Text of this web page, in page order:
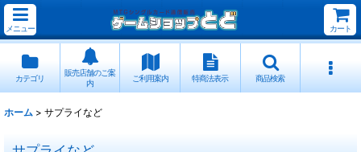
メニュー カート
カテゴリ
販売店舗のご案
内
ご利用案内 特商法表示 商品検索
ホーム > サプライなど